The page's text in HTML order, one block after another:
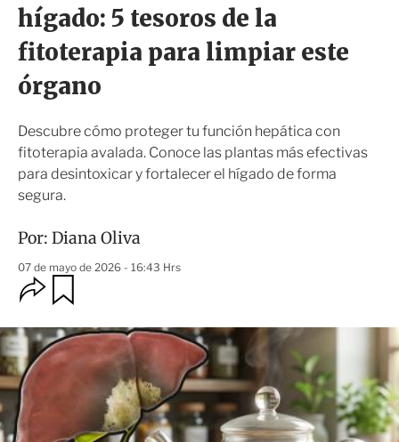
r
hígado: 5 tesoros de la
fitoterapia para limpiar este
órgano
Descubre cómo proteger tu función hepática con
fitoterapia avalada. Conoce las plantas más efectivas
para desintoxicar y fortalecer el hígado de forma
segura.
Por: Diana Oliva
07 de mayo de 2026 - 16:43 Hrs
O
p
i
o
n
r